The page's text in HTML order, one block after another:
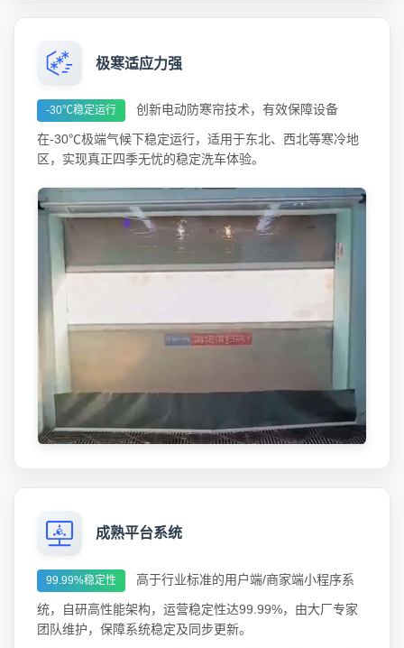
极寒适应力强
-30℃稳定运行 创新电动防寒帘技术，有效保障设备
在-30℃极端气候下稳定运行，适用于东北、西北等寒冷地
区，实现真正四季无忧的稳定洗车体验。
成熟平台系统
99.99%稳定性 高于行业标准的用户端/商家端小程序系
统，自研高性能架构，运营稳定性达99.99%，由大厂专家
团队维护，保障系统稳定及同步更新。